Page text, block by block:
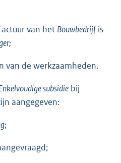
van het Bouwbedrijfis
van de werkzaamheden.
subsidie bij
aangegeven:
;